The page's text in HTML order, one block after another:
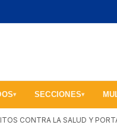
▾ SECCIONES▾
CONTRA LA SALUD Y